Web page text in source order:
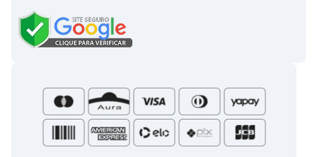
Roteiros Homiléticos
Folhetos e Partituras
Bíblias - Tradução Oficial
Campanha da Fraternidade